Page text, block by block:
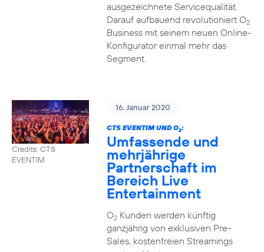
ausgezeichnete Servicequalität.
Darauf aufbauend revolutioniert O2
Business mit seinem neuen Online-
Konfigurator einmal mehr das
Segment.
Credits: CTS
EVENTIM
16. Januar 2020
CTS EVENTIM UND O2:
Umfassende und
mehrjährige
Partnerschaft im
Bereich Live
Entertainment
O2Kunden werden künftig
ganzjährig von exklusiven Pre-
Sales, kostenfreien Streamings